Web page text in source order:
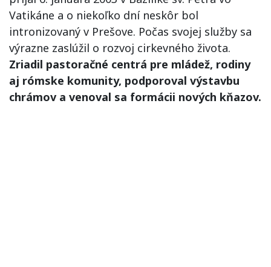
Vatikáne a o niekoľko dní neskôr bol
intronizovaný v Prešove. Počas svojej služby sa
výrazne zaslúžil o rozvoj cirkevného života.
Zriadil pastoračné centrá pre mládež, rodiny
aj rómske komunity, podporoval výstavbu
chrámov a venoval sa formácii nových kňazov.